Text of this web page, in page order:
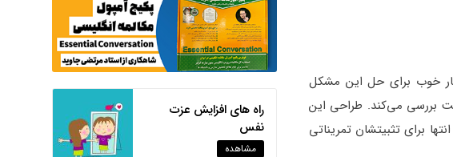
خوب برای حل این مشکل
این کتاب ۲۰۶ صفحه و ۴۲ درس دارد و در هر درس ۱۲ کلمه را به‌دقت بررسی می‌کند. طراحی این
برای تثبیتشان تمریناتی
راه های افزایش عزت
نفس
مشاهده